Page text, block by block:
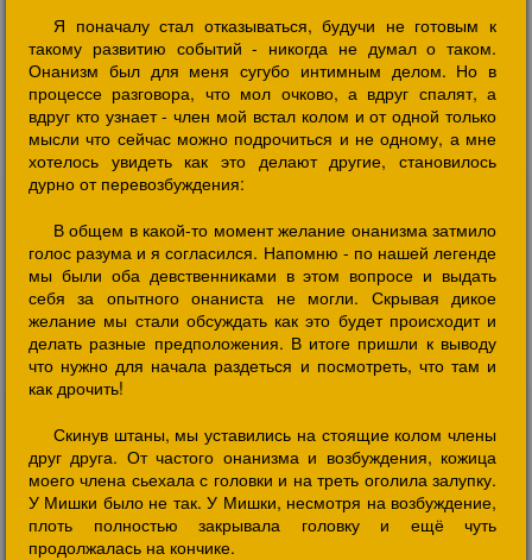
Я поначалу стал отказываться, будучи не готовым к
такому развитию событий - никогда не думал о таком.
Онанизм был для меня сугубо интимным делом. Но в
процессе разговора, что мол очково, а вдруг спалят, а
вдруг кто узнает - член мой встал колом и от одной только
мысли что сейчас можно подрочиться и не одному, а мне
хотелось увидеть как это делают другие, становилось
дурно от перевозбуждения:
В общем в какой-то момент желание онанизма затмило
голос разума и я согласился. Напомню - по нашей легенде
мы были оба девственниками в этом вопросе и выдать
себя за опытного онаниста не могли. Скрывая дикое
желание мы стали обсуждать как это будет происходит и
делать разные предположения. В итоге пришли к выводу
что нужно для начала раздеться и посмотреть, что там и
как дрочить!
Скинув штаны, мы уставились на стоящие колом члены
друг друга. От частого онанизма и возбуждения, кожица
моего члена сьехала с головки и на треть оголила залупку.
У Мишки было не так. У Мишки, несмотря на возбуждение,
плоть полностью закрывала головку и ещё чуть
продолжалась на кончике.